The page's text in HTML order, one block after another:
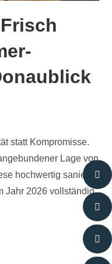
statt Kompromisse.
Lage von
hochwertig sanierte
Jahr 2026 vollständig